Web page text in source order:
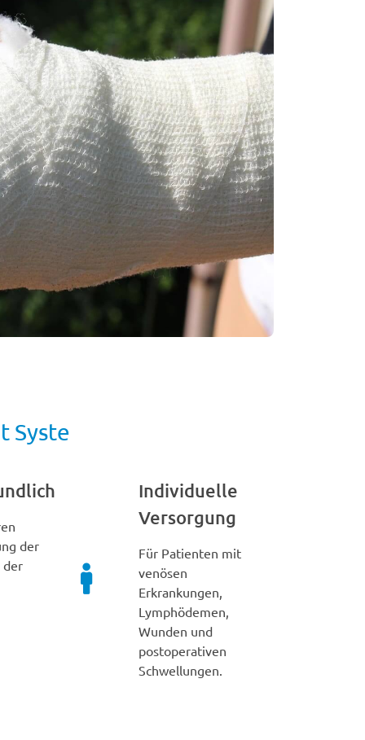
Syste
der
der
Individuelle
Versorgung
Für Patienten mit
venösen
Erkrankungen,
Lymphödemen,
Wunden und
postoperativen
Schwellungen.